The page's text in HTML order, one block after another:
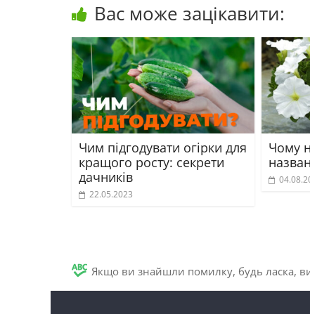
Вас може зацікавити:
Чим підгодувати огірки для
кращого росту: секрети
дачників
22.05.2023
Чому
Якщо ви знайшли помилку, будь ласка,